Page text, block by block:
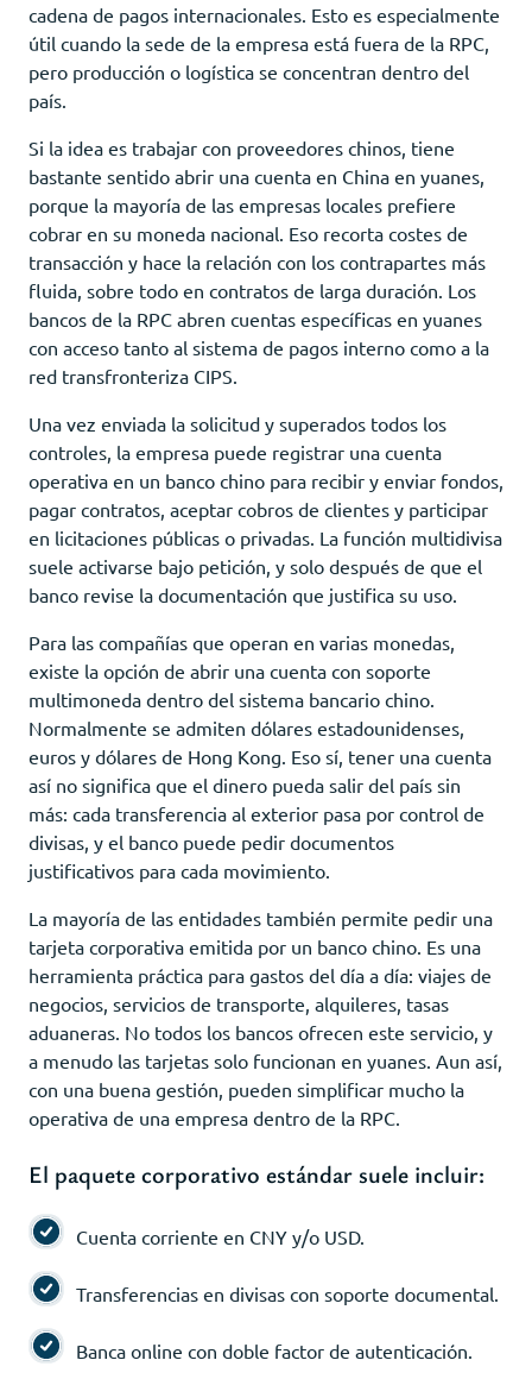
cadena de pagos internacionales. Esto es especialmente
útil cuando la sede de la empresa está fuera de la RPC,
pero producción o logística se concentran dentro del
país.
Si la idea es trabajar con proveedores chinos, tiene
bastante sentido abrir una cuenta en China en yuanes,
porque la mayoría de las empresas locales prefiere
cobrar en su moneda nacional. Eso recorta costes de
transacción y hace la relación con los contrapartes más
fluida, sobre todo en contratos de larga duración. Los
bancos de la RPC abren cuentas específicas en yuanes
con acceso tanto al sistema de pagos interno como a la
red transfronteriza CIPS.
Una vez enviada la solicitud y superados todos los
controles, la empresa puede registrar una cuenta
operativa en un banco chino para recibir y enviar fondos,
pagar contratos, aceptar cobros de clientes y participar
en licitaciones públicas o privadas. La función multidivisa
suele activarse bajo petición, y solo después de que el
banco revise la documentación que justifica su uso.
Para las compañías que operan en varias monedas,
existe la opción de abrir una cuenta con soporte
multimoneda dentro del sistema bancario chino.
Normalmente se admiten dólares estadounidenses,
euros y dólares de Hong Kong. Eso sí, tener una cuenta
así no significa que el dinero pueda salir del país sin
más: cada transferencia al exterior pasa por control de
divisas, y el banco puede pedir documentos
justificativos para cada movimiento.
La mayoría de las entidades también permite pedir una
tarjeta corporativa emitida por un banco chino. Es una
herramienta práctica para gastos del día a día: viajes de
negocios, servicios de transporte, alquileres, tasas
aduaneras. No todos los bancos ofrecen este servicio, y
a menudo las tarjetas solo funcionan en yuanes. Aun así,
con una buena gestión, pueden simplificar mucho la
operativa de una empresa dentro de la RPC.
El paquete corporativo estándar suele incluir:
Cuenta corriente en CNY y/o USD.
Transferencias en divisas con soporte documental.
Banca online con doble factor de autenticación.